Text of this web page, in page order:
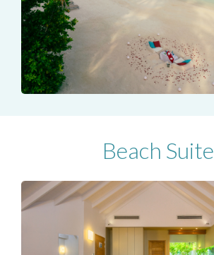
Beach Suite